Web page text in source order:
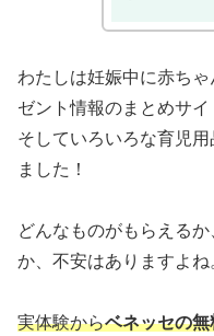
わたしは妊娠中に赤ち
ゼント情報のまとめサイ
そしていろいろな育児
ました！
どんなものがもらえる
か、不安はありますよね
実体験からベネッセの